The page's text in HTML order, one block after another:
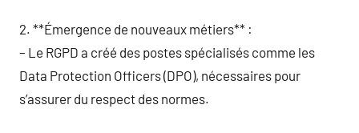
2. **Émergence de nouveaux métiers** :
– Le RGPD a créé des postes spécialisés comme les
Data Protection Officers (DPO), nécessaires pour
s’assurer du respect des normes.